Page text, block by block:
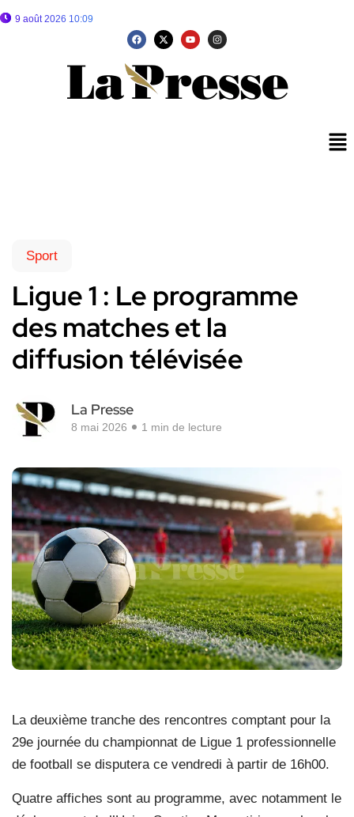
9 août 2026 10:09
Sport
Ligue 1 : Le programme
des matches et la
diffusion télévisée
La Presse
8 mai 2026 1 min de lecture
La deuxième tranche des rencontres comptant pour la
29e journée du championnat de Ligue 1 professionnelle
de football se disputera ce vendredi à partir de 16h00.
Quatre affiches sont au programme, avec notamment le